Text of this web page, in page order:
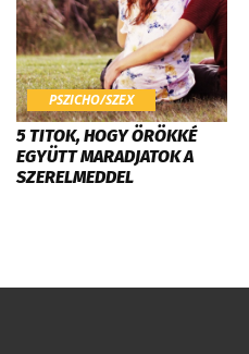
PSZICHO/SZEX
5 TITOK, HOGY ÖRÖKKÉ
EGYÜTT MARADJATOK A
SZERELMEDDEL